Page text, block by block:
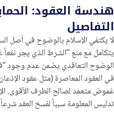
هندسة العقود:
التفاصيل
لا يكتفي الإسلام بالوضوح في أصل
يتكامل مع منع “الشرط الذي يجر
الوضوح التعاقدي يضمن عدم وجود
في العقود المعاصرة (مثل عقود
غموض متعمد لصالح الطرف الأقوى.
تدليس المعلومة سبباً لفسخ العقد